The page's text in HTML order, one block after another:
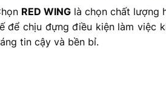
RED WINGlà chọn chất lượng
để chịu đựng điều kiện làm việc
tin cậy và bền bỉ.